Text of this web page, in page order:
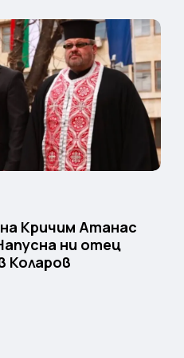
Кричим Атанас
ни отец
Коларов